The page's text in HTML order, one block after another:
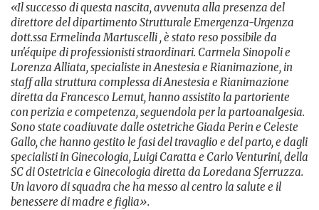
«Il successo di questa nascita, avvenuta alla presenza del
direttore del dipartimento Strutturale Emergenza-Urgenza
dott.ssa Ermelinda Martuscelli , è stato reso possibile da
un'équipe di professionisti straordinari. Carmela Sinopoli e
Lorenza Alliata, specialiste in Anestesia e Rianimazione, in
staff alla struttura complessa di Anestesia e Rianimazione
diretta da Francesco Lemut, hanno assistito la partoriente
con perizia e competenza, seguendola per la partoanalgesia.
Sono state coadiuvate dalle ostetriche Giada Perin e Celeste
Gallo, che hanno gestito le fasi del travaglio e del parto, e dagli
specialisti in Ginecologia, Luigi Caratta e Carlo Venturini, della
SC di Ostetricia e Ginecologia diretta da Loredana Sferruzza.
Un lavoro di squadra che ha messo al centro la salute e il
benessere di madre e figlia».